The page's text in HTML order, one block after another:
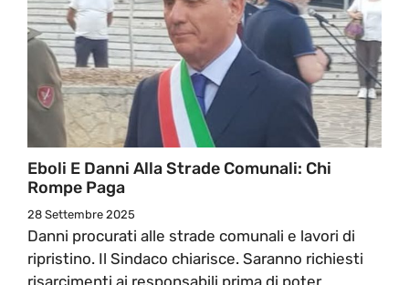
Eboli E Danni Alla Strade Comunali: Chi
Rompe Paga
28 Settembre 2025
Danni procurati alle strade comunali e lavori di
ripristino. Il Sindaco chiarisce. Saranno richiesti
risarcimenti ai responsabili prima di poter ...